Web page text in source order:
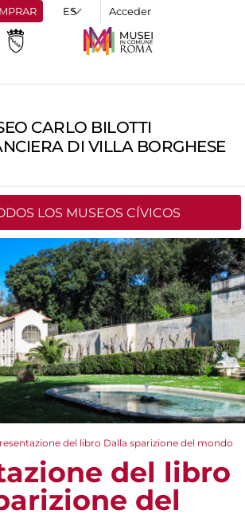
Acceder
CARLO BILOTTI
DI VILLA BORGHESE
LOS MUSEOS CÍVICOS
del libro Dalla sparizione del mondo
del libro
del